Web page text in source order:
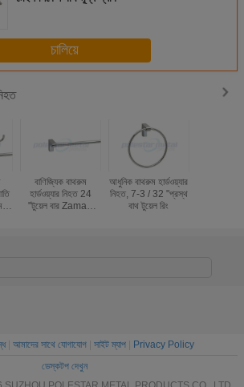
চালিয়ে
বাণিজ্যিক বাথরুম
হার্ডওয়্যার নিহত 24
"টুয়েল বার ZamaK
আধুনিক বাথরুম হার্ডওয়্যার
নিহত, 7-3 / 32 "প্রস্থ
বাথ টুয়েল রিং
| আমাদের সাথে যোগাযোগ সাইট ম্যাপ
Privacy Policy
ডেস্কটপ দেখুন